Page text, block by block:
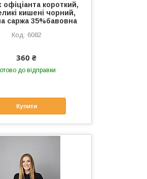
офіціанта короткий,
кишені чорний,
саржа 35%бавовна
6082
360 ₴
до відправки
Купити